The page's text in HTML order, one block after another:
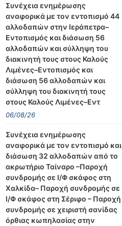
Συνέχεια ενημέρωσης
αναφορικά με τον εντοπισμό 44
αλλοδαπών στην Ιεράπετρα–
Εντοπισμός και διάσωση 56
αλλοδαπών και σύλληψη του
διακινητή τους στους Καλούς
Λιμένες–Εντοπισμός και
διάσωση 56 αλλοδαπών και
σύλληψη του διακινητή τους
στους Καλούς Λιμένες–Εντ
06/08/26
Συνέχεια ενημέρωσης
αναφορικά με τον εντοπισμό και
διάσωση 32 αλλοδαπών από το
ακρωτήριο Ταίναρο –Παροχή
συνδρομής σε Ι/Φ σκάφος στη
Χαλκίδα– Παροχή συνδρομής σε
Ι/Φ σκάφος στη Σέριφο – Παροχή
συνδρομής σε χειριστή σανίδας
όρθιας κωπηλασίας στην